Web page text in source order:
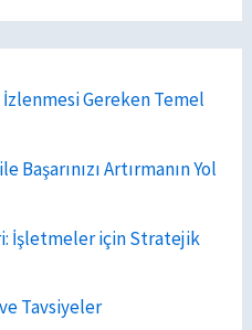
Gereken Temel
Artırmanın Yol
İşletmeler için Stratejik
Tavsiyeler